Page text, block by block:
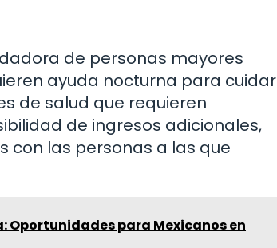
de personas mayores
ayuda nocturna para cuidar
de salud que requieren
de ingresos adicionales,
con las personas a las que
Oportunidades para Mexicanos en